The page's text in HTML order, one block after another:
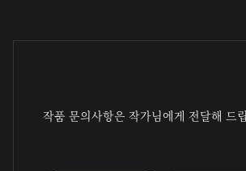
작품 문의사항은 작가님에게 전달해 드